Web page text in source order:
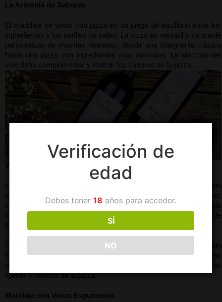
La Armonía de Sabores
El maridaje de vinos con pizza es un juego de equilibrio entre los
ingredientes y los perfiles de sabor. La pizza es versátil y se puede
personalizar de muchas maneras: desde una Margherita clásica
hasta una pizza con ingredientes más atrevidos. La elección del
vino debe complementar y realzar los sabores de la pizza.
Los vinos tintos y blancos pueden maridar perfectamente con
son ideales para pizzas con base de tomate, carnes y quesos
maduros. La acidez del vino equilibra la acidez de la salsa de
tomate y corta la grasa de los quesos.
Por otro lado, los vinos blancos, como un Sauvignon Blanc o un
Chardonnay, son fantásticos para pizzas con mariscos, verduras
o pollo. Su frescura y acidez complementan los sabores más
ligeros y frescos de la pizza.
Maridaje con Vinos Espumosos
Verificación de
edad
Debes tener18 años para acceder.
SÍ
NO